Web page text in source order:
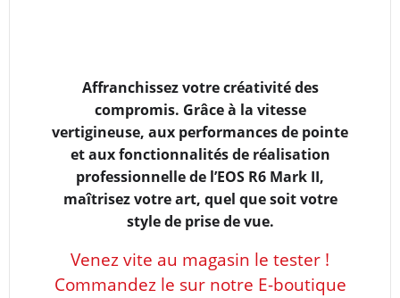
Affranchissez votre créativité des
compromis. Grâce à la vitesse
vertigineuse, aux performances de pointe
et aux fonctionnalités de réalisation
professionnelle de l’EOS R6 Mark II,
maîtrisez votre art, quel que soit votre
style de prise de vue.
Venez vite au magasin le tester !
Commandez le sur notre E-boutique